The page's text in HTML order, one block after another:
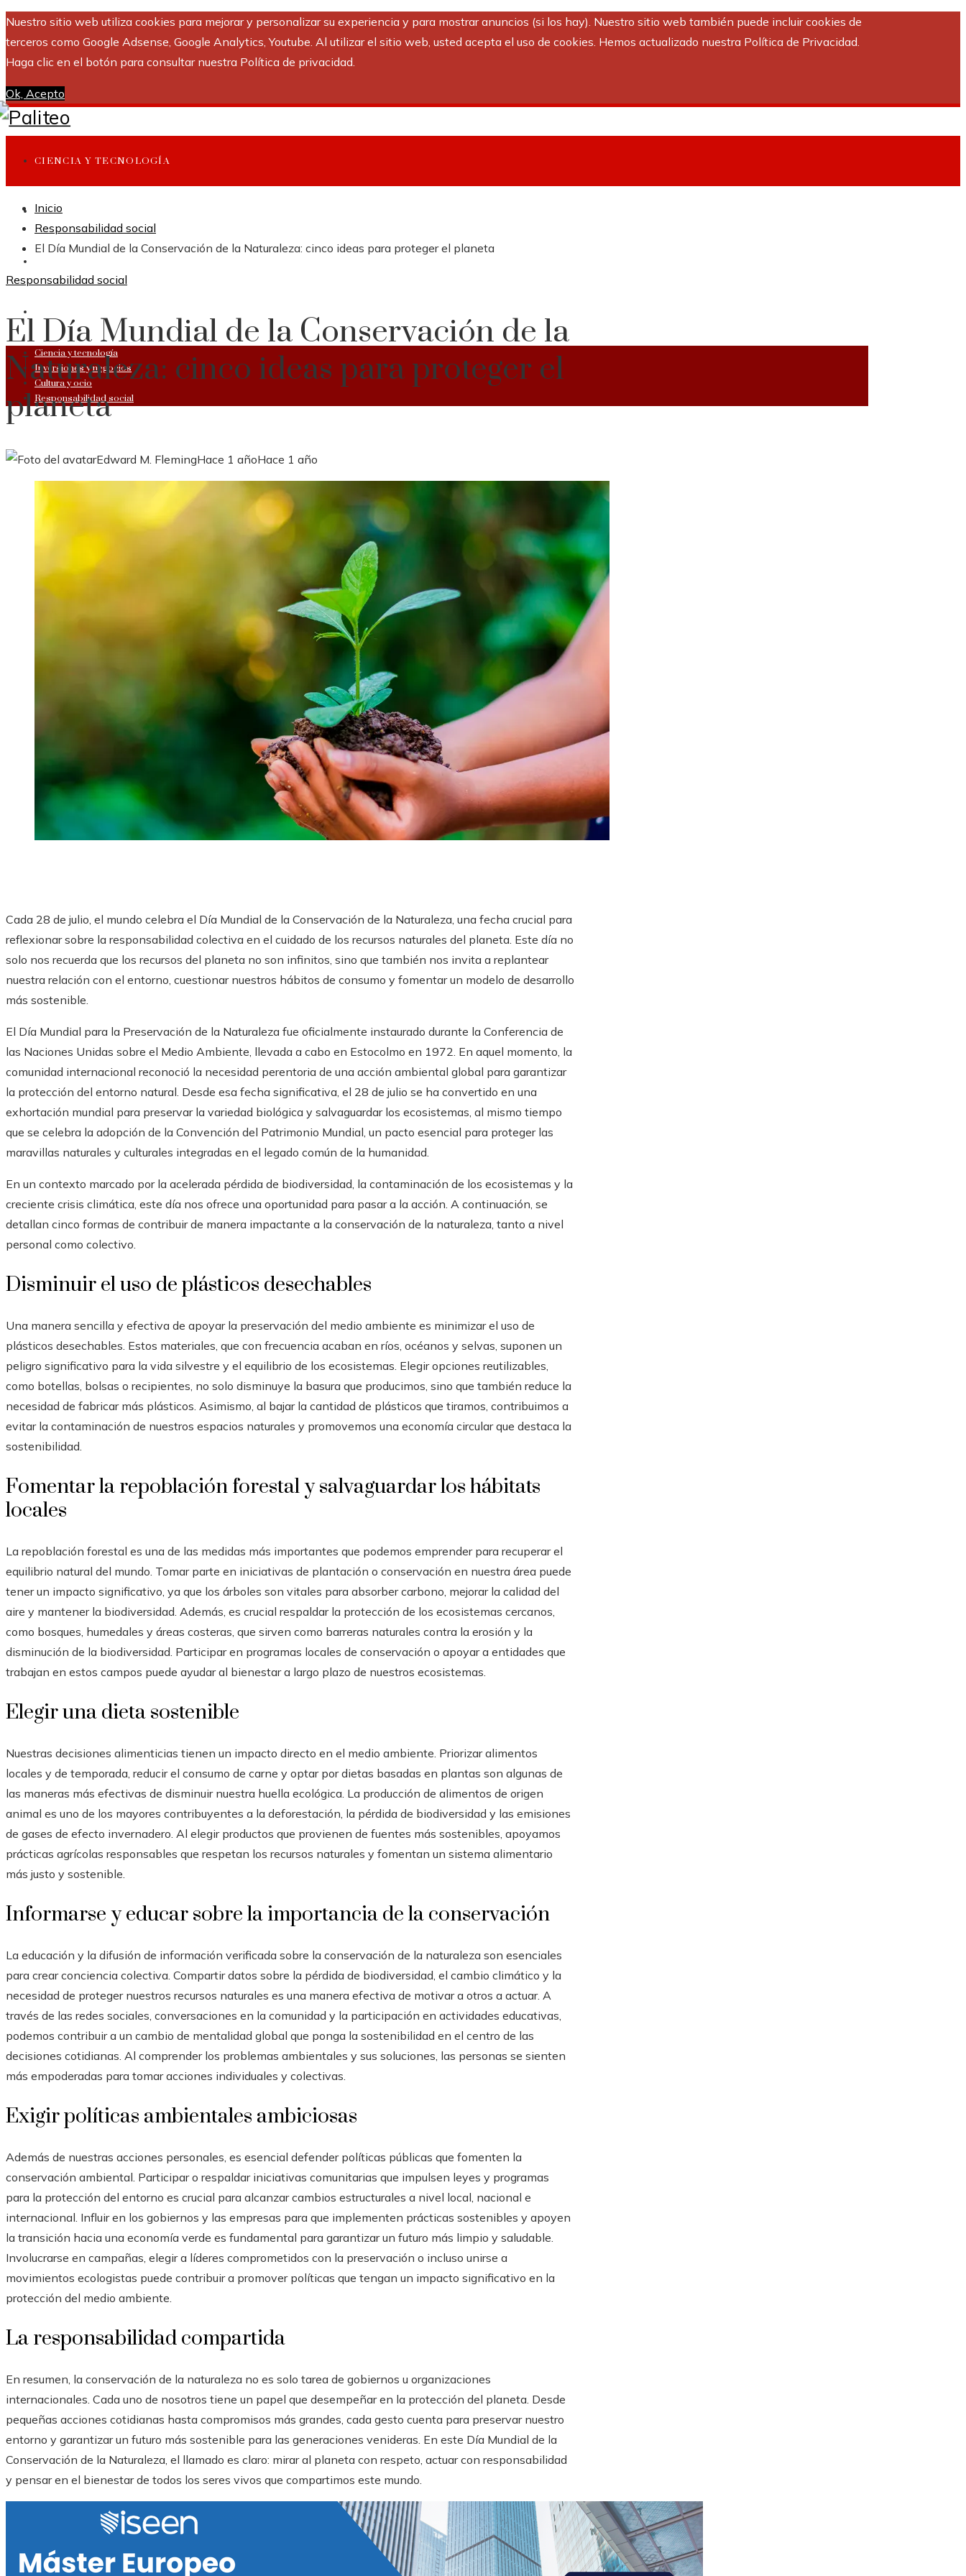
Nuestro sitio web utiliza cookies para mejorar y personalizar su experiencia y para mostrar anuncios (si los hay). Nuestro sitio web también puede incluir cookies de
terceros como Google Adsense, Google Analytics, Youtube. Al utilizar el sitio web, usted acepta el uso de cookies. Hemos actualizado nuestra Política de Privacidad.
Haga clic en el botón para consultar nuestra Política de privacidad.
Ok, Acepto
CIENCIA Y TECNOLOGÍA
INVERSIONES Y NEGOCIOS
Ciencia y tecnología
Inversiones y negocios
Cultura y ocio
Responsabilidad social
Inicio
Responsabilidad social
El Día Mundial de la Conservación de la Naturaleza: cinco ideas para proteger el planeta
Responsabilidad social
El Día Mundial de la Conservación de la
Naturaleza: cinco ideas para proteger el
planeta
Edward M. FlemingHace 1 añoHace 1 año
Cada 28 de julio, el mundo celebra el Día Mundial de la Conservación de la Naturaleza, una fecha crucial para
reflexionar sobre la responsabilidad colectiva en el cuidado de los recursos naturales del planeta. Este día no
solo nos recuerda que los recursos del planeta no son infinitos, sino que también nos invita a replantear
nuestra relación con el entorno, cuestionar nuestros hábitos de consumo y fomentar un modelo de desarrollo
más sostenible.
El Día Mundial para la Preservación de la Naturaleza fue oficialmente instaurado durante la Conferencia de
las Naciones Unidas sobre el Medio Ambiente, llevada a cabo en Estocolmo en 1972. En aquel momento, la
comunidad internacional reconoció la necesidad perentoria de una acción ambiental global para garantizar
la protección del entorno natural. Desde esa fecha significativa, el 28 de julio se ha convertido en una
exhortación mundial para preservar la variedad biológica y salvaguardar los ecosistemas, al mismo tiempo
que se celebra la adopción de la Convención del Patrimonio Mundial, un pacto esencial para proteger las
maravillas naturales y culturales integradas en el legado común de la humanidad.
En un contexto marcado por la acelerada pérdida de biodiversidad, la contaminación de los ecosistemas y la
creciente crisis climática, este día nos ofrece una oportunidad para pasar a la acción. A continuación, se
detallan cinco formas de contribuir de manera impactante a la conservación de la naturaleza, tanto a nivel
personal como colectivo.
Disminuir el uso de plásticos desechables
Una manera sencilla y efectiva de apoyar la preservación del medio ambiente es minimizar el uso de
plásticos desechables. Estos materiales, que con frecuencia acaban en ríos, océanos y selvas, suponen un
peligro significativo para la vida silvestre y el equilibrio de los ecosistemas. Elegir opciones reutilizables,
como botellas, bolsas o recipientes, no solo disminuye la basura que producimos, sino que también reduce la
necesidad de fabricar más plásticos. Asimismo, al bajar la cantidad de plásticos que tiramos, contribuimos a
evitar la contaminación de nuestros espacios naturales y promovemos una economía circular que destaca la
sostenibilidad.
Fomentar la repoblación forestal y salvaguardar los hábitats
locales
La repoblación forestal es una de las medidas más importantes que podemos emprender para recuperar el
equilibrio natural del mundo. Tomar parte en iniciativas de plantación o conservación en nuestra área puede
tener un impacto significativo, ya que los árboles son vitales para absorber carbono, mejorar la calidad del
aire y mantener la biodiversidad. Además, es crucial respaldar la protección de los ecosistemas cercanos,
como bosques, humedales y áreas costeras, que sirven como barreras naturales contra la erosión y la
disminución de la biodiversidad. Participar en programas locales de conservación o apoyar a entidades que
trabajan en estos campos puede ayudar al bienestar a largo plazo de nuestros ecosistemas.
Elegir una dieta sostenible
Nuestras decisiones alimenticias tienen un impacto directo en el medio ambiente. Priorizar alimentos
locales y de temporada, reducir el consumo de carne y optar por dietas basadas en plantas son algunas de
las maneras más efectivas de disminuir nuestra huella ecológica. La producción de alimentos de origen
animal es uno de los mayores contribuyentes a la deforestación, la pérdida de biodiversidad y las emisiones
de gases de efecto invernadero. Al elegir productos que provienen de fuentes más sostenibles, apoyamos
prácticas agrícolas responsables que respetan los recursos naturales y fomentan un sistema alimentario
más justo y sostenible.
Informarse y educar sobre la importancia de la conservación
La educación y la difusión de información verificada sobre la conservación de la naturaleza son esenciales
para crear conciencia colectiva. Compartir datos sobre la pérdida de biodiversidad, el cambio climático y la
necesidad de proteger nuestros recursos naturales es una manera efectiva de motivar a otros a actuar. A
través de las redes sociales, conversaciones en la comunidad y la participación en actividades educativas,
podemos contribuir a un cambio de mentalidad global que ponga la sostenibilidad en el centro de las
decisiones cotidianas. Al comprender los problemas ambientales y sus soluciones, las personas se sienten
más empoderadas para tomar acciones individuales y colectivas.
Exigir políticas ambientales ambiciosas
Además de nuestras acciones personales, es esencial defender políticas públicas que fomenten la
conservación ambiental. Participar o respaldar iniciativas comunitarias que impulsen leyes y programas
para la protección del entorno es crucial para alcanzar cambios estructurales a nivel local, nacional e
internacional. Influir en los gobiernos y las empresas para que implementen prácticas sostenibles y apoyen
la transición hacia una economía verde es fundamental para garantizar un futuro más limpio y saludable.
Involucrarse en campañas, elegir a líderes comprometidos con la preservación o incluso unirse a
movimientos ecologistas puede contribuir a promover políticas que tengan un impacto significativo en la
protección del medio ambiente.
La responsabilidad compartida
En resumen, la conservación de la naturaleza no es solo tarea de gobiernos u organizaciones
internacionales. Cada uno de nosotros tiene un papel que desempeñar en la protección del planeta. Desde
pequeñas acciones cotidianas hasta compromisos más grandes, cada gesto cuenta para preservar nuestro
entorno y garantizar un futuro más sostenible para las generaciones venideras. En este Día Mundial de la
Conservación de la Naturaleza, el llamado es claro: mirar al planeta con respeto, actuar con responsabilidad
y pensar en el bienestar de todos los seres vivos que compartimos este mundo.